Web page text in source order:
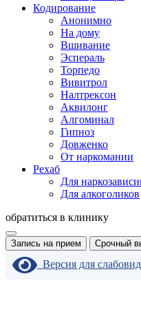
Кодирование
Анонимно
На дому
Вшивание
Эспераль
Торпедо
Вивитрол
Налтрексон
Аквилонг
Алгоминал
Гипноз
Довженко
От наркомании
Рехаб
Для
Для алкоголиков
обратиться в клинику
Запись на прием Срочный
Версия для